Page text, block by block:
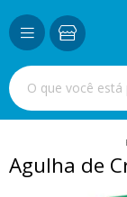
Agulha de